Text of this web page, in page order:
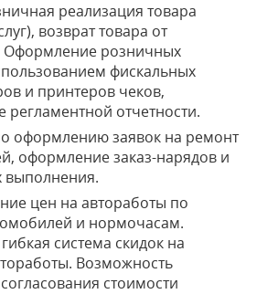
реализация товара
возврат товара от
Оформление розничных
фискальных
и принтеров чеков,
отчетности.
оформлению заявок на ремонт
оформление заказ-нарядов и
выполнения.
цен на автоработы по
и нормочасам.
система скидок на
Возможность
стоимости